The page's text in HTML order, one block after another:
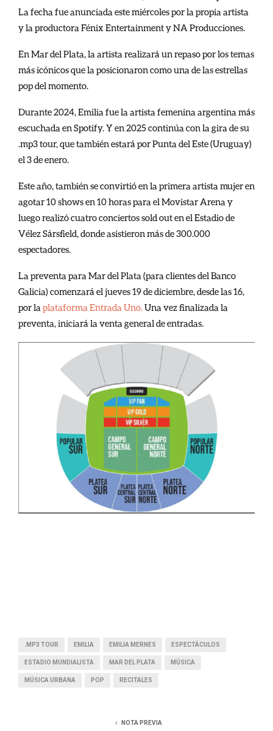
La fecha fue anunciada este miércoles por la propia artista
y la productora Fénix Entertainment y NA Producciones.
En Mar del Plata, la artista realizará un repaso por los temas
más icónicos que la posicionaron como una de las estrellas
pop del momento.
Durante 2024, Emilia fue la artista femenina argentina más
escuchada en Spotify. Y en 2025 continúa con la gira de su
.mp3 tour, que también estará por Punta del Este (Uruguay)
el 3 de enero.
Este año, también se convirtió en la primera artista mujer en
agotar 10 shows en 10 horas para el Movistar Arena y
luego realizó cuatro conciertos sold out en el Estadio de
Vélez Sársfield, donde asistieron más de 300.000
espectadores.
La preventa para Mar del Plata (para clientes del Banco
Galicia) comenzará el jueves 19 de diciembre, desde las 16,
por la plataforma Entrada Uno.Una vez finalizada la
preventa, iniciará la venta general de entradas.
.MP3 TOUR EMILIA EMILIA MERNES ESPECTÁCULOS
ESTADIO MUNDIALISTA MAR DEL PLATA MÚSICA
MÚSICA URBANA POP RECITALES
NOTA PREVIA